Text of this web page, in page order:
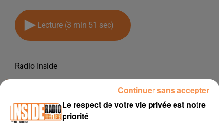
Lecture (3 min 51 sec)
Radio Inside
15 mai 2026 - 3 min 51 sec
INTERVIEW DE EMILIE ET ADELINE "CALICÉO" À PAU, SUR RADIO
INSIDE
Le respect de votre vie privée est notre
priorité
Continuer sans accepter